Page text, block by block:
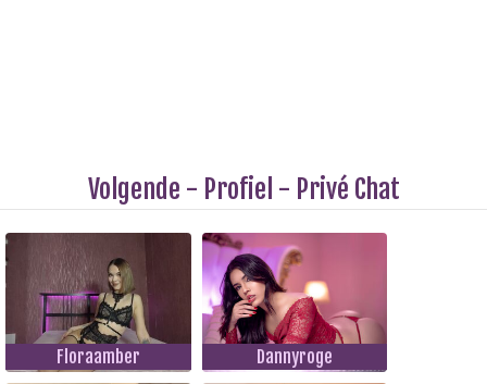
Volgende - Profiel - Privé Chat
Floraamber Dannyroge